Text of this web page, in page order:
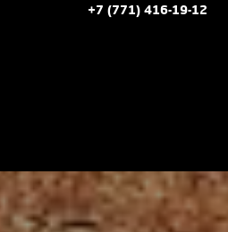
+7 (771) 416-19-12